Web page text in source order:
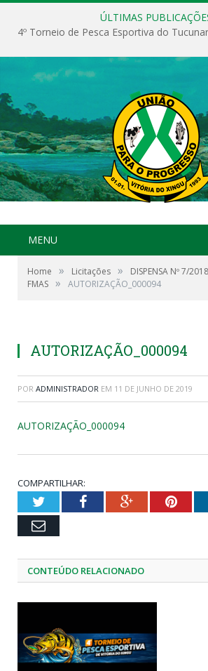
ÚLTIMAS
MENU
Home » Licitações »
DISPENSA Nº 7/
FMAS » AUTORIZAÇÃO_000094
AUTORIZAÇÃO_000094
POR ADMINISTRADOR EM 11 DE JUNHO DE 2019
AUTORIZAÇÃO_000094
COMPARTILHAR:
TwitterFacebookGoogle+
Email
CONTEÚDO RELACIONADO